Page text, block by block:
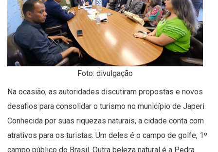
Foto: divulgação
Na ocasião, as autoridades discutiram propostas e novos
desafios para consolidar o turismo no município de Japeri.
Conhecida por suas riquezas naturais, a cidade conta com
atrativos para os turistas. Um deles é o campo de golfe, 1º
campo público do Brasil. Outra beleza natural é a Pedra